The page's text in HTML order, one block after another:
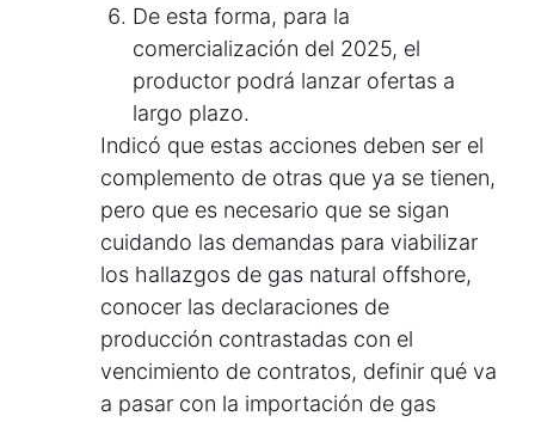
De esta forma, para la
comercialización del 2025, el
productor podrá lanzar ofertas a
largo plazo.
Indicó que estas acciones deben ser el
complemento de otras que ya se tienen,
pero que es necesario que se sigan
cuidando las demandas para viabilizar
los hallazgos de gas natural offshore,
conocer las declaraciones de
producción contrastadas con el
vencimiento de contratos, definir qué va
a pasar con la importación de gas